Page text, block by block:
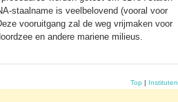
staalname is veelbelovend (vooral voor
vooruitgang zal de weg vrijmaken voor
en andere mariene milieus.
Top | Instituten